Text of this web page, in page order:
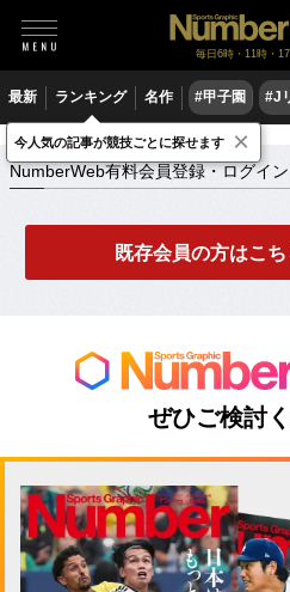
毎日6時・11時・
最新 ランキング 名作 #甲子園 #J
NumberWeb有料会員登録・ログイン
NumberWeb有料会員登録・ログイン
既存会員の方はこ
ぜひご検討
今人気の記事が競技ごとに探せます ×